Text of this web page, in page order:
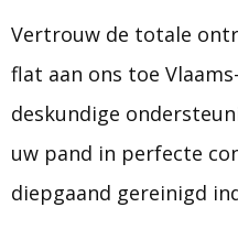
Vertrouw de totale
flat aan ons toe
deskundige
uw pand in perfecte
diepgaand gereinigd